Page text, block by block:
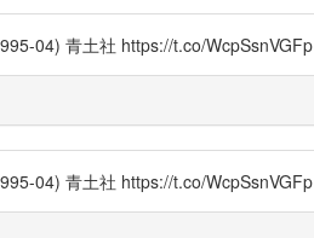
04) 青土社 https://t.co/WcpSsnVGFp
04) 青土社 https://t.co/WcpSsnVGFp